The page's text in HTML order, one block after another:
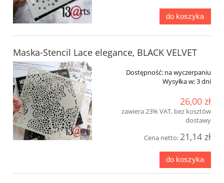
do koszyka
Maska-Stencil Lace elegance, BLACK VELVET
Dostępność: na wyczerpaniu
Wysyłka w:3 dni
26,00 zł
zawiera 23% VAT, bez kosztów
dostawy
Cena netto: 21,14 zł
do koszyka